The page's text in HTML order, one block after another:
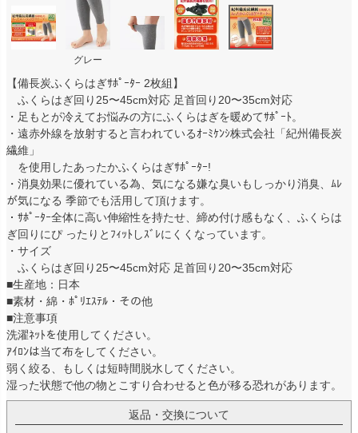
グレー
【備長炭ふくらはぎｻﾎﾟｰﾀｰ 2枚組】
ふくらはぎ回り25〜45cm対応 足首回り20〜35cm対応
・足もとが冷えてお悩みの方にふくらはぎを暖めてｻﾎﾟｰﾄ。
・遠赤外線を放射すると言われているｵｰﾐｹﾝｼ株式会社「紀州備長炭
繊維」
を使用したあったかふくらはぎｻﾎﾟｰﾀｰ!
・消臭効果に優れている為、気になる嫌な臭いもしっかり消臭、ﾑﾚ
が気になる 季節でも活用して頂けます。
・ｻﾎﾟｰﾀｰ全体に高い伸縮性を持たせ、締め付け感もなく、ふくらは
ぎ回りにぴ ったりとﾌｨｯﾄしｽﾞﾚにくくなっています。
・サイズ
ふくらはぎ回り25〜45cm対応 足首回り20〜35cm対応
■生産地：日本
■素材・綿・ﾎﾟﾘｴｽﾃﾙ・その他
■注意事項
洗濯ﾈｯﾄを使用してください。
ｱｲﾛﾝは当て布をしてください。
弱く絞る、もしくは短時間脱水してください。
湿った状態で他の物とこすり合わせると色が移る恐れがあります。
返品・交換について